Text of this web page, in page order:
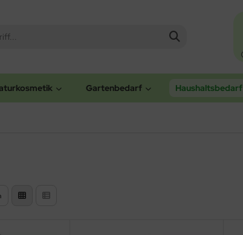
Gartenbedarf Haushaltsbedarf